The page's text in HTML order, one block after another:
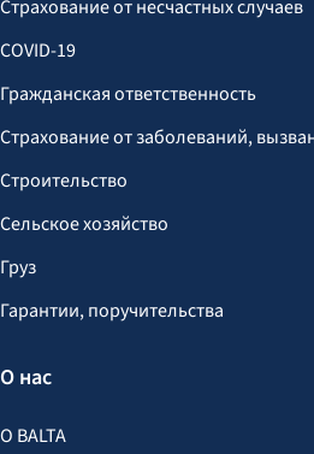
Страхование от несчастных случаев
COVID-19
Гражданская ответственность
Страхование от заболеваний,
Строительство
Сельское хозяйство
Груз
Гарантии, поручительства
О нас
О BALTA